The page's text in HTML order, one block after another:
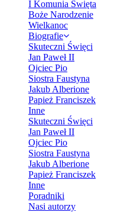
I Komunia Święta
Boże Narodzenie
Wielkanoc
Biografie
Skuteczni Święci
Jan Paweł II
Ojciec Pio
Siostra Faustyna
Jakub Alberione
Papież Franciszek
Inne
Skuteczni Święci
Jan Paweł II
Ojciec Pio
Siostra Faustyna
Jakub Alberione
Papież Franciszek
Inne
Poradniki
Nasi autorzy